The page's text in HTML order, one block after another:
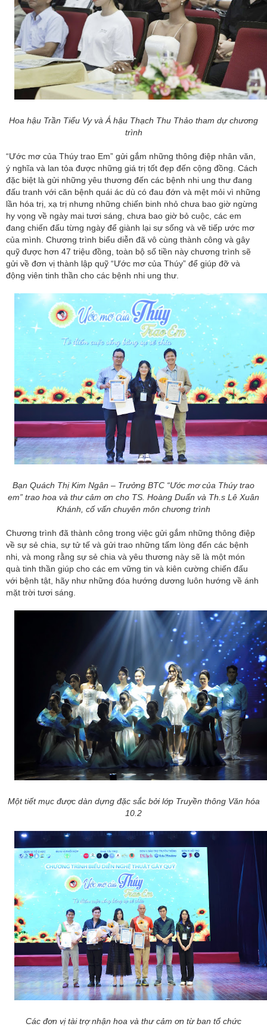
Hoa hậu Trần Tiểu Vy và Á hậu Thạch Thu Thảo tham dự chương
trình
“Ước mơ của Thúy trao Em” gửi gắm những thông điệp nhân văn,
ý nghĩa và lan tỏa được những giá trị tốt đẹp đến cộng đồng. Cách
đặc biệt là gửi những yêu thương đến các bệnh nhi ung thư đang
đấu tranh với căn bệnh quái ác dù có đau đớn và mệt mỏi vì những
lần hóa trị, xạ trị nhưng những chiến binh nhỏ chưa bao giờ ngừng
hy vọng về ngày mai tươi sáng, chưa bao giờ bỏ cuộc, các em
đang chiến đấu từng ngày để giành lại sự sống và vẽ tiếp ước mơ
của mình. Chương trình biểu diễn đã vô cùng thành công và gây
quỹ được hơn 47 triệu đồng, toàn bộ số tiền này chương trình sẽ
gửi về đơn vị thành lập quỹ “Ước mơ của Thúy” để giúp đỡ và
động viên tinh thần cho các bệnh nhi ung thư.
Bạn Quách Thị Kim Ngân – Trưởng BTC “Ước mơ của Thúy trao
em” trao hoa và thư cảm ơn cho TS. Hoàng Duẩn và Th.s Lê Xuân
Khánh, cố vấn chuyên môn chương trình
Chương trình đã thành công trong việc gửi gắm những thông điệp
về sự sẻ chia, sự tử tế và gửi trao những tấm lòng đến các bệnh
nhi, và mong rằng sự sẻ chia và yêu thương này sẽ là một món
quà tinh thần giúp cho các em vững tin và kiên cường chiến đấu
với bệnh tật, hãy như những đóa hướng dương luôn hướng về ánh
mặt trời tươi sáng.
Một tiết mục được dàn dựng đặc sắc bởi lớp Truyền thông Văn hóa
10.2
Các đơn vị tài trợ nhận hoa và thư cảm ơn từ ban tổ chức